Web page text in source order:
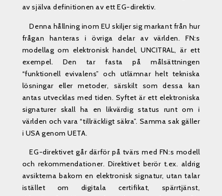
av själva definitionen av ett EG-direktiv.
Denna hållning inom EU skiljer sig markant från hur
frågan hanteras i övriga delar av världen. FN:s
modellag om elektronisk handel, UNCITRAL, är ett
exempel. Den tar fasta på målsättningen
“funktionell evivalens” och utlämnar helt tekniska
lösningar eller metoder, särskilt som dessa kan
antas utvecklas med tiden. Syftet är ett elektroniska
signaturer skall ha en likvärdig status runt om i
världen och vara “tillräckligt säkra”. Samma sak gäller
i USA genom UETA.
EG-direktivet går därför på tvärs med FN:s modell
och rekommendationer. Direktivet berör t.ex. aldrig
avsikterna bakom en elektronisk signatur, utan talar
istället om digitala certifikat, spärrtjänst,